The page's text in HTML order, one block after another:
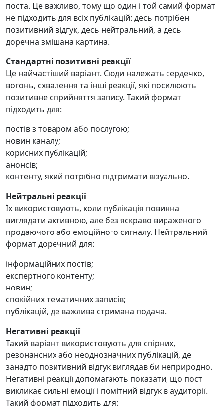
поста. Це важливо, тому що один і той самий формат
не підходить для всіх публікацій: десь потрібен
позитивний відгук, десь нейтральний, а десь
доречна змішана картина.
Стандартні позитивні реакції
Це найчастіший варіант. Сюди належать сердечко,
вогонь, схвалення та інші реакції, які посилюють
позитивне сприйняття запису. Такий формат
підходить для:
постів з товаром або послугою;
новин каналу;
корисних публікацій;
анонсів;
контенту, який потрібно підтримати візуально.
Нейтральні реакції
Їх використовують, коли публікація повинна
виглядати активною, але без яскраво вираженого
продаючого або емоційного сигналу. Нейтральний
формат доречний для:
інформаційних постів;
експертного контенту;
новин;
спокійних тематичних записів;
публікацій, де важлива стримана подача.
Негативні реакції
Такий варіант використовують для спірних,
резонансних або неоднозначних публікацій, де
занадто позитивний відгук виглядав би неприродно.
Негативні реакції допомагають показати, що пост
викликає сильні емоції і помітний відгук в аудиторії.
Такий формат підходить для: